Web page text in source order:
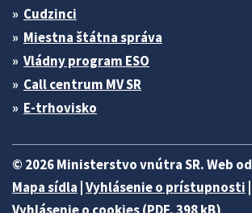
Cudzinci
Miestna štátna správa
Vládny program ESO
Call centrum MV SR
E-trhovisko
© 2026 Ministerstvo vnútra SR. Web od
Mapa sídla Vyhlásenie o prístupnosti